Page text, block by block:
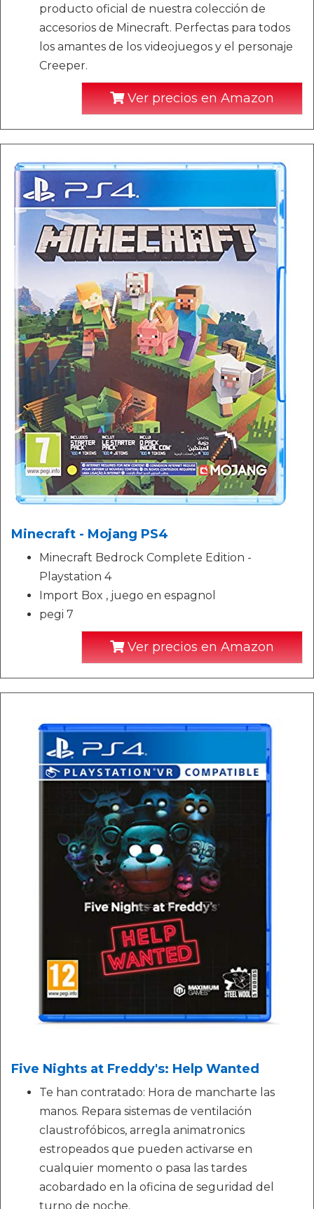
producto oficial de nuestra colección de
accesorios de Minecraft. Perfectas para todos
los amantes de los videojuegos y el personaje
Creeper.
Ver precios en Amazon
Minecraft - Mojang PS4
Minecraft Bedrock Complete Edition -
Playstation 4
Import Box , juego en espagnol
pegi 7
Ver precios en Amazon
Five Nights at Freddy's: Help Wanted
Te han contratado: Hora de mancharte las
manos. Repara sistemas de ventilación
claustrofóbicos, arregla animatronics
estropeados que pueden activarse en
cualquier momento o pasa las tardes
acobardado en la oficina de seguridad del
turno de noche.